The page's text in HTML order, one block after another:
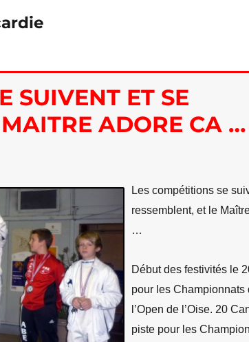
SUIVENT ET SE
MAITRE ADORE CA …
Les compétitions se
ressemblent, et le
…
Début des festivités le
pour les Championnats
l’Open de l’Oise. 20
piste pour les